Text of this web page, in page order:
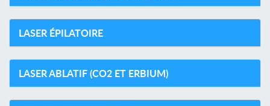
LASER ÉPILATOIRE
LASER ABLATIF (CO2 ET ERBIUM)